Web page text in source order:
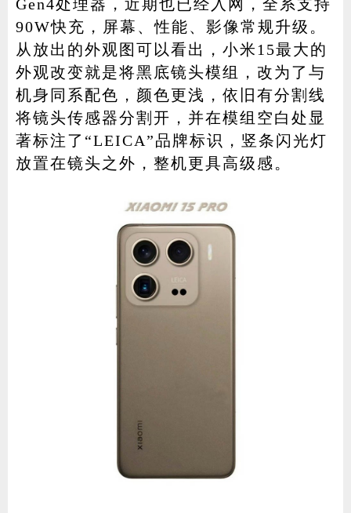
Gen4处理器，近期也已经入网，全系支持
90W快充，屏幕、性能、影像常规升级。
从放出的外观图可以看出，小米15最大的
外观改变就是将黑底镜头模组，改为了与
机身同系配色，颜色更浅，依旧有分割线
将镜头传感器分割开，并在模组空白处显
著标注了“LEICA”品牌标识，竖条闪光灯
放置在镜头之外，整机更具高级感。